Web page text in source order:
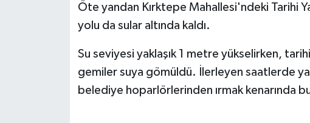
Öte yandan Kırktepe Mahallesi'ndeki Tarihi
yolu da sular altında kaldı.
Su seviyesi yaklaşık 1 metre yükselirken,
gemiler suya gömüldü. İlerleyen saatlerde
belediye hoparlörlerinden ırmak kenarında